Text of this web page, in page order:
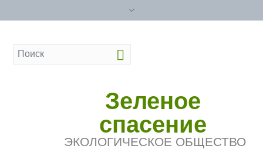
Зеленое
спасение
ЭКОЛОГИЧЕСКОЕ ОБЩЕСТВО